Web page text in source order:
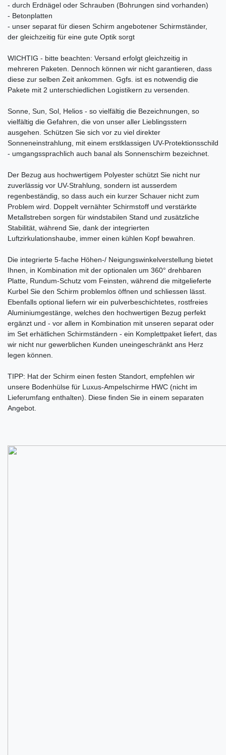
- durch Erdnägel oder Schrauben (Bohrungen sind vorhanden)
- Betonplatten
- unser separat für diesen Schirm angebotener Schirmständer,
der gleichzeitig für eine gute Optik sorgt
WICHTIG - bitte beachten: Versand erfolgt gleichzeitig in
mehreren Paketen. Dennoch können wir nicht garantieren, dass
diese zur selben Zeit ankommen. Ggfs. ist es notwendig die
Pakete mit 2 unterschiedlichen Logistikern zu versenden.
Sonne, Sun, Sol, Helios - so vielfältig die Bezeichnungen, so
vielfältig die Gefahren, die von unser aller Lieblingsstern
ausgehen. Schützen Sie sich vor zu viel direkter
Sonneneinstrahlung, mit einem erstklassigen UV-Protektionsschild
- umgangssprachlich auch banal als Sonnenschirm bezeichnet.
Der Bezug aus hochwertigem Polyester schützt Sie nicht nur
zuverlässig vor UV-Strahlung, sondern ist ausserdem
regenbeständig, so dass auch ein kurzer Schauer nicht zum
Problem wird. Doppelt vernähter Schirmstoff und verstärkte
Metallstreben sorgen für windstabilen Stand und zusätzliche
Stabilität, während Sie, dank der integrierten
Luftzirkulationshaube, immer einen kühlen Kopf bewahren.
Die integrierte 5-fache Höhen-/ Neigungswinkelverstellung bietet
Ihnen, in Kombination mit der optionalen um 360° drehbaren
Platte, Rundum-Schutz vom Feinsten, während die mitgelieferte
Kurbel Sie den Schirm problemlos öffnen und schliessen lässt.
Ebenfalls optional liefern wir ein pulverbeschichtetes, rostfreies
Aluminiumgestänge, welches den hochwertigen Bezug perfekt
ergänzt und - vor allem in Kombination mit unseren separat oder
im Set erhätlichen Schirmständern - ein Komplettpaket liefert, das
wir nicht nur gewerblichen Kunden uneingeschränkt ans Herz
legen können.
TIPP: Hat der Schirm einen festen Standort, empfehlen wir
unsere Bodenhülse für Luxus-Ampelschirme HWC (nicht im
Lieferumfang enthalten). Diese finden Sie in einem separaten
Angebot.